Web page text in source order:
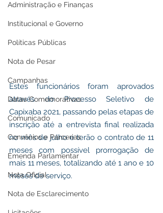
Administração e Finanças
Institucional e Governo
Políticas Públicas
Nota de Pesar
Campanhas
Datas Comemorativas
Comunicado
Convênios e Parcerias
Emenda Parlamentar
Nota Oficial
Nota de Esclarecimento
Estes funcionários foram aprovados
através do Processo Seletivo de
Capixaba 2021, passando pelas etapas de
inscrição até a entrevista final realizada
no mês de julho e terão o contrato de 11
meses com possível prorrogação de
mais 11 meses, totalizando até 1 ano e 10
meses de serviço.